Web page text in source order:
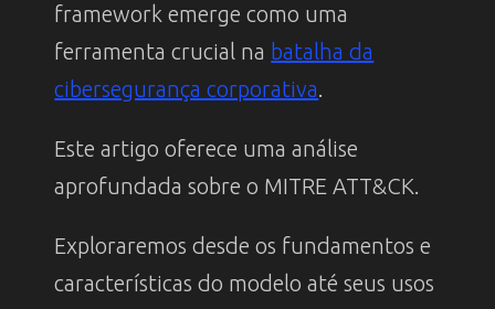
framework emerge como uma
ferramenta crucial na batalha da
cibersegurança corporativa.
Este artigo oferece uma análise
aprofundada sobre o MITRE ATT&CK.
Exploraremos desde os fundamentos e
características do modelo até seus usos